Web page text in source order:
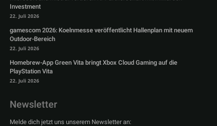
Investment
22. Juli 2026
gamescom 2026: Koelnmesse veröffentlicht Hallenplan mit neuem
Outdoor-Bereich
22. Juli 2026
Homebrew-App Green Vita bringt Xbox Cloud Gaming auf die
PlayStation Vita
22. Juli 2026
Newsletter
Melde dich jetzt uns unserem Newsletter an: